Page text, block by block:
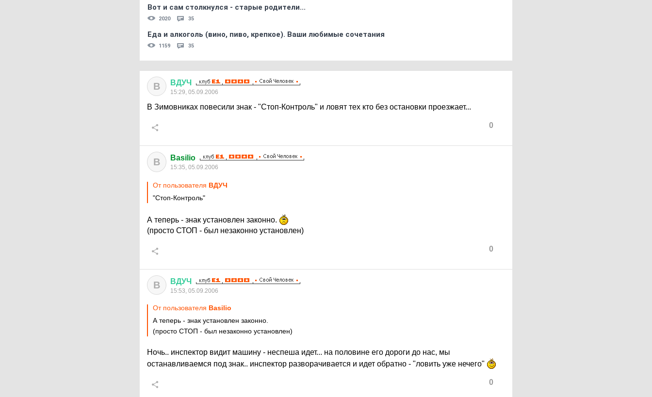
Вот и сам столкнулся - старые родители...
2020 35
Еда и алкоголь (вино, пиво, крепкое). Ваши любимые сочетания
1159 35
В ВДУЧ
15:29, 05.09.2006
В Зимовниках повесили знак - "Стоп-Контроль" и ловят тех кто без остановки проезжает...
0
B Basilio
15:35, 05.09.2006
От пользователя ВДУЧ
"Стоп-Контроль"
А теперь - знак установлен законно.
(просто СТОП - был незаконно установлен)
0
В ВДУЧ
15:53, 05.09.2006
От пользователя Basilio
А теперь - знак установлен законно.
(просто СТОП - был незаконно установлен)
Ночь.. инспектор видит машину - неспеша идет... на половине его дороги до нас, мы
останавливаемся под знак.. инспектор разворачивается и идет обратно - "ловить уже нечего"
0